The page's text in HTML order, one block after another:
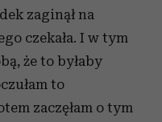
zaginął na
czekała. I w tym
że to byłaby
to
zaczęłam o tym